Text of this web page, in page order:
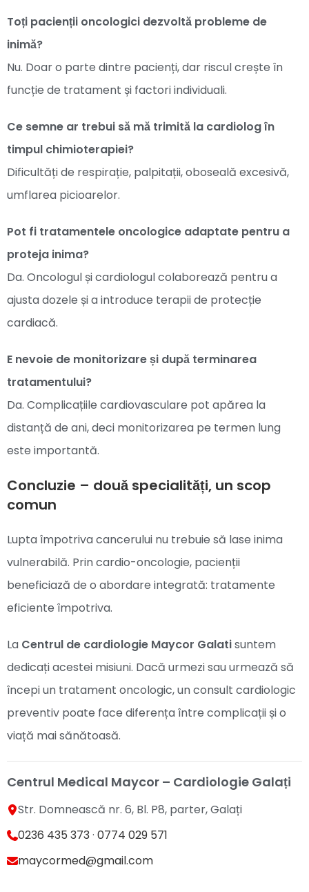
Toți pacienții oncologici dezvoltă probleme de
inimă?
Nu. Doar o parte dintre pacienți, dar riscul crește în
funcție de tratament și factori individuali.
Ce semne ar trebui să mă trimită la cardiolog în
timpul chimioterapiei?
Dificultăți de respirație, palpitații, oboseală excesivă,
umflarea picioarelor.
Pot fi tratamentele oncologice adaptate pentru a
proteja inima?
Da. Oncologul și cardiologul colaborează pentru a
ajusta dozele și a introduce terapii de protecție
cardiacă.
E nevoie de monitorizare și după terminarea
tratamentului?
Da. Complicațiile cardiovasculare pot apărea la
distanță de ani, deci monitorizarea pe termen lung
este importantă.
Concluzie – două specialități, un scop
comun
Lupta împotriva cancerului nu trebuie să lase inima
vulnerabilă. Prin cardio-oncologie, pacienții
beneficiază de o abordare integrată: tratamente
eficiente împotriva.
La Centrul de cardiologie Maycor Galatisuntem
dedicați acestei misiuni. Dacă urmezi sau urmează să
începi un tratament oncologic, un consult cardiologic
preventiv poate face diferența între complicații și o
viață mai sănătoasă.
Centrul Medical Maycor – Cardiologie Galați
Str. Domnească nr. 6, Bl. P8, parter, Galați
0236 435 373· 0774 029 571
maycormed@gmail.com